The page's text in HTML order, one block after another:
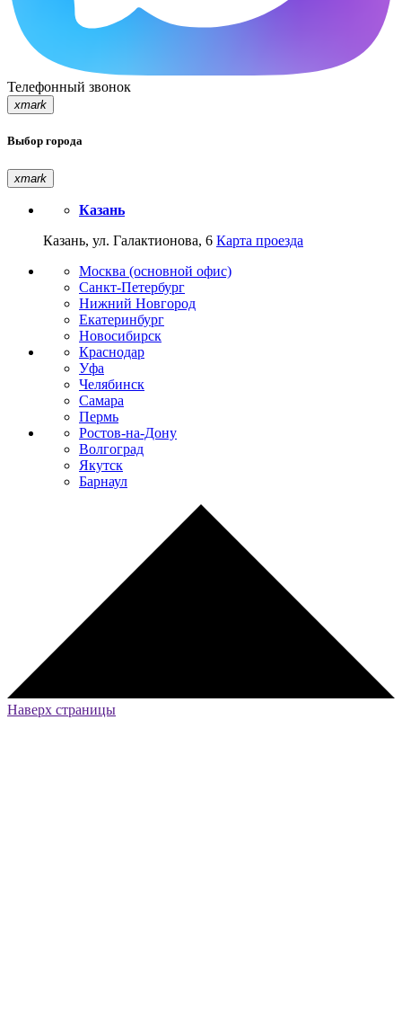
Телефонный звонок
xmark
Выбор города
xmark
Казань
Казань, ул. Галактионова, 6 Карта проезда
Москва (основной офис)
Санкт-Петербург
Нижний Новгород
Екатеринбург
Новосибирск
Краснодар
Уфа
Челябинск
Самара
Пермь
Ростов-на-Дону
Волгоград
Якутск
Барнаул
Наверх страницы